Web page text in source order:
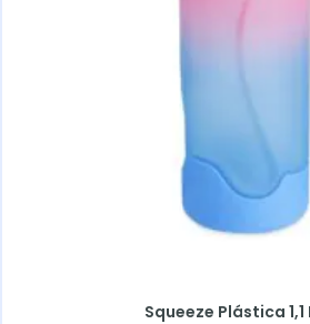
Squeeze Plástica